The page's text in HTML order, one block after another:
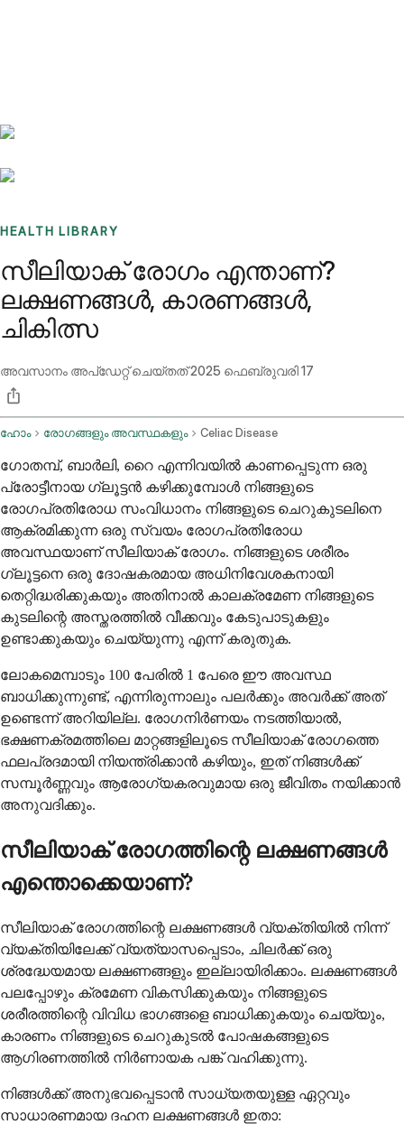
HEALTH LIBRARY
സീലിയാക് രോഗം എന്താണ്?
ലക്ഷണങ്ങൾ, കാരണങ്ങൾ,
ചികിത്സ
അവസാനം അപ്ഡേറ്റ് ചെയ്തത്2025 ഫെബ്രുവരി 17
ഹോം രോഗങ്ങളും അവസ്ഥകളും Celiac Disease
ഗോതമ്പ്, ബാർലി, റൈ എന്നിവയിൽ കാണപ്പെടുന്ന ഒരു
പ്രോട്ടീനായ ഗ്ലൂട്ടൻ കഴിക്കുമ്പോൾ നിങ്ങളുടെ
രോഗപ്രതിരോധ സംവിധാനം നിങ്ങളുടെ ചെറുകുടലിനെ
ആക്രമിക്കുന്ന ഒരു സ്വയം രോഗപ്രതിരോധ
അവസ്ഥയാണ് സീലിയാക് രോഗം. നിങ്ങളുടെ ശരീരം
ഗ്ലൂട്ടനെ ഒരു ദോഷകരമായ അധിനിവേശകനായി
തെറ്റിദ്ധരിക്കുകയും അതിനാൽ കാലക്രമേണ നിങ്ങളുടെ
കുടലിന്റെ അസ്തരത്തിൽ വീക്കവും കേടുപാടുകളും
ഉണ്ടാക്കുകയും ചെയ്യുന്നു എന്ന് കരുതുക.
ലോകമെമ്പാടും 100 പേരിൽ 1 പേരെ ഈ അവസ്ഥ
ബാധിക്കുന്നുണ്ട്, എന്നിരുന്നാലും പലർക്കും അവർക്ക് അത്
ഉണ്ടെന്ന് അറിയില്ല. രോഗനിർണയം നടത്തിയാൽ,
ഭക്ഷണക്രമത്തിലെ മാറ്റങ്ങളിലൂടെ സീലിയാക് രോഗത്തെ
ഫലപ്രദമായി നിയന്ത്രിക്കാൻ കഴിയും, ഇത് നിങ്ങൾക്ക്
സമ്പൂർണ്ണവും ആരോഗ്യകരവുമായ ഒരു ജീവിതം നയിക്കാൻ
അനുവദിക്കും.
സീലിയാക് രോഗത്തിന്റെ ലക്ഷണങ്ങൾ
എന്തൊക്കെയാണ്?
സീലിയാക് രോഗത്തിന്റെ ലക്ഷണങ്ങൾ വ്യക്തിയിൽ നിന്ന്
വ്യക്തിയിലേക്ക് വ്യത്യാസപ്പെടാം, ചിലർക്ക് ഒരു
ശ്രദ്ധേയമായ ലക്ഷണങ്ങളും ഇല്ലായിരിക്കാം. ലക്ഷണങ്ങൾ
പലപ്പോഴും ക്രമേണ വികസിക്കുകയും നിങ്ങളുടെ
ശരീരത്തിന്റെ വിവിധ ഭാഗങ്ങളെ ബാധിക്കുകയും ചെയ്യും,
കാരണം നിങ്ങളുടെ ചെറുകുടൽ പോഷകങ്ങളുടെ
ആഗിരണത്തിൽ നിർണായക പങ്ക് വഹിക്കുന്നു.
നിങ്ങൾക്ക് അനുഭവപ്പെടാൻ സാധ്യതയുള്ള ഏറ്റവും
സാധാരണമായ ദഹന ലക്ഷണങ്ങൾ ഇതാ: